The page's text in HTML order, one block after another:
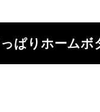
ぱりホームボ